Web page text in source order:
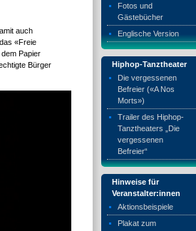
auch
«Freie
Papier
Bürger
Fotos und
Gästebücher
Englische Version
Hiphop-Tanztheater
Die vergessenen
Befreier («A Nos
Morts»)
Trailer des Hiphop-
Tanztheaters „Die
vergessenen
Befreier“
Hinweise für
Veranstalter:innen
Aktionsbeispiele
Plakat zum